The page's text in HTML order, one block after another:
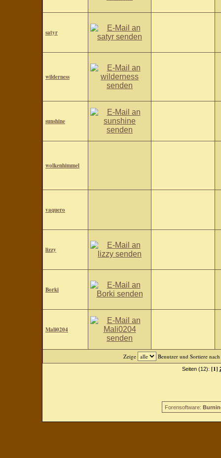
satyr
wilderness
sunshine
wolkenhimmel
vaquero
lizzy
Borki
Mali0204
Zeige Benutzer und Sortiere nach
Seiten (12): [1]
Forensoftware: